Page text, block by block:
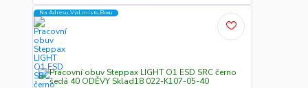
Na Adresu,Výd.místo,Boxu